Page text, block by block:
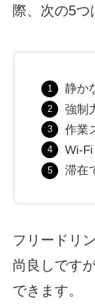
際、次の5つ
静か
強制
作業
Wi-
滞在
フリードリ
尚良しです
できます。